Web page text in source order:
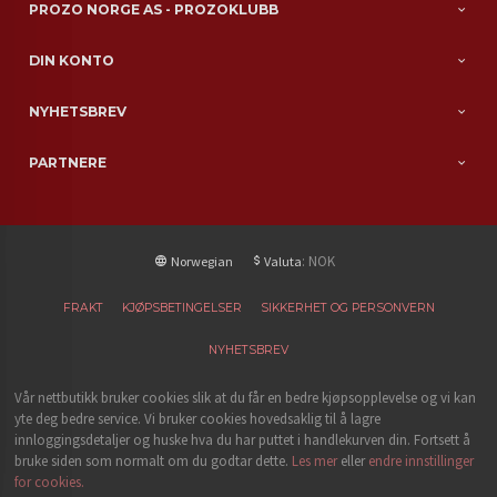
PROZO NORGE AS - PROZOKLUBB
DIN KONTO
NYHETSBREV
PARTNERE
Norwegian Valuta: NOK
FRAKT KJØPSBETINGELSER SIKKERHET OG PERSONVERN
NYHETSBREV
Vår nettbutikk bruker cookies slik at du får en bedre kjøpsopplevelse og vi kan
yte deg bedre service. Vi bruker cookies hovedsaklig til å lagre
innloggingsdetaljer og huske hva du har puttet i handlekurven din. Fortsett å
bruke siden som normalt om du godtar dette. Les merellerendre innstillinger
for cookies.